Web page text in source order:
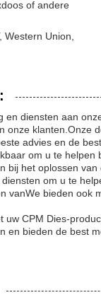
of andere
Western Union,
en diensten aan
onze klanten.Onze
advies en de
om u te
bij het oplossen
om u te
vanWe bieden
CPM Dies-
en bieden de best